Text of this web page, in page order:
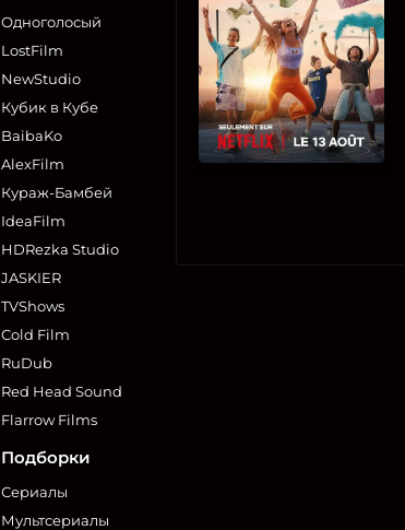
Одноголосый
LostFilm
NewStudio
Кубик в Кубе
BaibaKo
AlexFilm
Кураж-Бамбей
IdeaFilm
HDRezka Studio
JASKIER
TVShows
Cold Film
RuDub
Red Head Sound
Flarrow Films
Подборки
Сериалы
Мультсериалы